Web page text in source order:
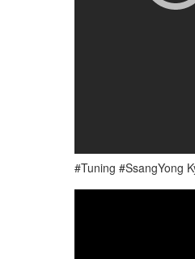
#Tuning #SsangYong